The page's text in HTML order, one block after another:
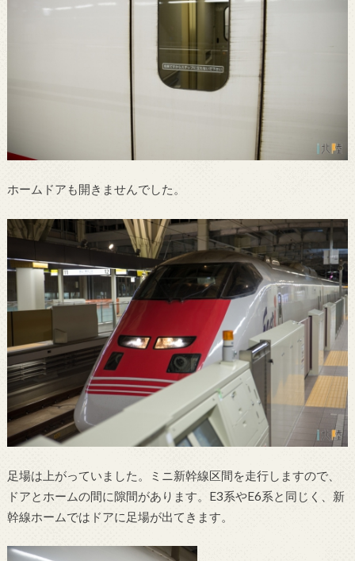
ホームドアも開きませんでした。
足場は上がっていました。ミニ新幹線区間を走行しますので、
ドアとホームの間に隙間があります。E3系やE6系と同じく、新
幹線ホームではドアに足場が出てきます。